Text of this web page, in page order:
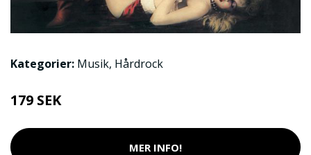
Kategorier: Musik, Hårdrock
179 SEK
MER INFO!